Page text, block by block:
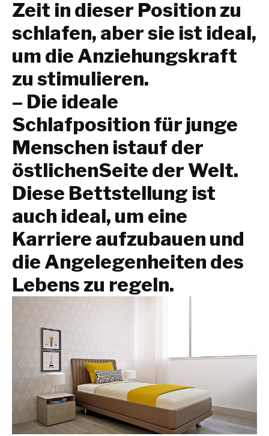
Zeit in dieser Position zu
schlafen, aber sie ist ideal,
um die Anziehungskraft
zu stimulieren.
– Die ideale
Schlafposition für junge
Menschen istauf der
östlichenSeite der Welt.
Diese Bettstellung ist
auch ideal, um eine
Karriere aufzubauen und
die Angelegenheiten des
Lebens zu regeln.